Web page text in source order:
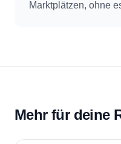
Marktplätzen, ohne
Mehr für deine